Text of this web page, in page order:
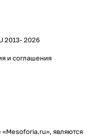
2013- 2026
и соглашения
являются